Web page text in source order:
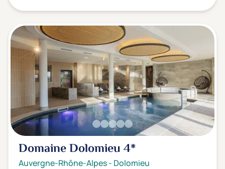
Domaine Dolomieu4*
Auvergne-Rhône-Alpes- Dolomieu